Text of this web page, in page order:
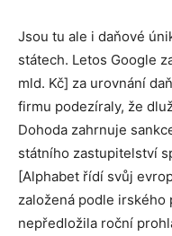
Jsou tu ale i daňové
státech. Letos Google
mld. Kč] za urovnání
firmu podezíraly, že
Dohoda zahrnuje
státního zastupitelství
[Alphabet řídí svůj
založená podle irského
nepředložila roční